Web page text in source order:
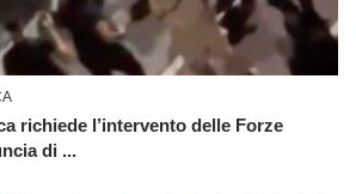
richiede l’intervento delle Forze
di ...